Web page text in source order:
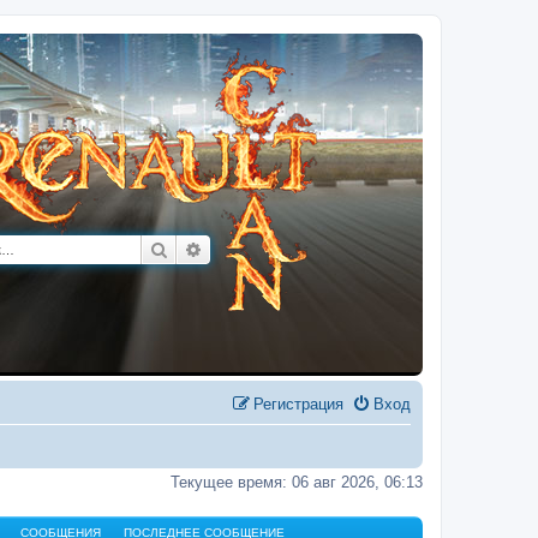
Поиск Расширенный поиск
Вход
Регистрация
Текущее время: 06 авг 2026, 06:13
СООБЩЕНИЯ ПОСЛЕДНЕЕ СООБЩЕНИЕ